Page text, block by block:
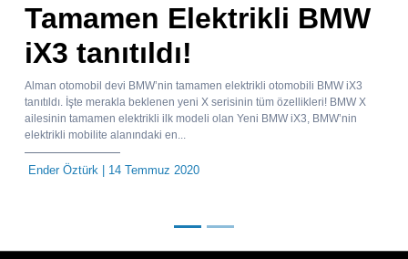
Tamamen Elektrikli BMW
iX3 tanıtıldı!
Alman otomobil devi BMW’nin tamamen elektrikli otomobili BMW iX3
tanıtıldı. İşte merakla beklenen yeni X serisinin tüm özellikleri! BMW X
ailesinin tamamen elektrikli ilk modeli olan Yeni BMW iX3, BMW’nin
elektrikli mobilite alanındaki en...
Ender Öztürk | 14 Temmuz 2020